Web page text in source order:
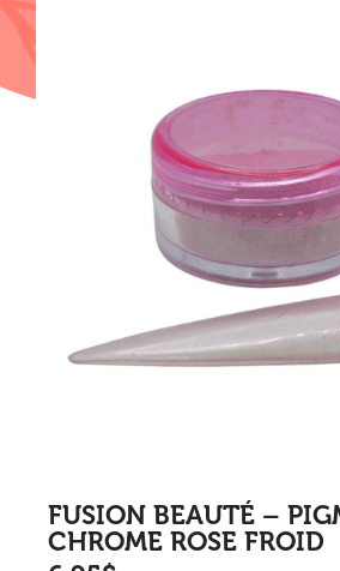
FUSION BEAUTÉ –
CHROME ROSE FROID